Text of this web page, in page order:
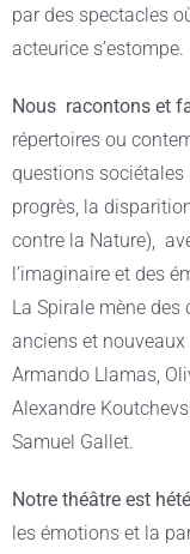
par des spectacles
acteurice s’estompe.
Nous racontons et
répertoires ou
questions sociétales
progrès, la
contre la Nature),
l’imaginaire et des
La Spirale mène
anciens et nouveaux
Armando Llamas,
Alexandre
Samuel Gallet.
Notrethéâtre est
les émotions et la